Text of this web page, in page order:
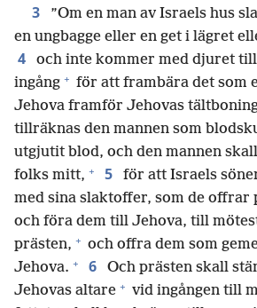
3
”Om en man av Israels hus
en ungbagge eller en get i lägret
4
och inte kommer med djuret
ingång + för att frambära det som
Jehova framför Jehovas
tillräknas den mannen som
utgjutit blod, och den mannen
folks mitt, + 5
för att Israels
med sina slaktoffer, som de offrar
och föra dem till Jehova, till
prästen, + och offra dem som
Jehova. + 6
Och prästen skall
Jehovas altare + vid ingången till